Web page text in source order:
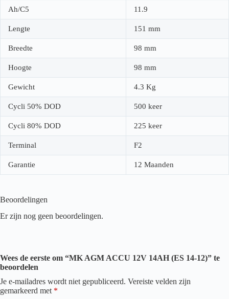
Ah/C5 11.9
Lengte 151 mm
Breedte 98 mm
Hoogte 98 mm
Gewicht 4.3 Kg
Cycli 50% DOD 500 keer
Cycli 80% DOD 225 keer
Terminal F2
Garantie 12 Maanden
Beoordelingen
Er zijn nog geen beoordelingen.
Wees de eerste om “MK AGM ACCU 12V 14AH (ES 14-12)” te
beoordelen
Je e-mailadres wordt niet gepubliceerd. Vereiste velden zijn
gemarkeerd met *